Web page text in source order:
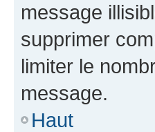
message
supprimer
limiter le
message.
Haut